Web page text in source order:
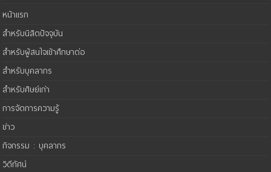
หน้าแรก
สำหรับนิสิตปัจจุบัน
สำหรับผู้สนใจเข้าศึกษาต่อ
สำหรับบุคลากร
สำหรับศิษย์เก่า
การจัดการความรู้
ข่าว
กิจกรรม : บุคลากร
วิดีทัศน์